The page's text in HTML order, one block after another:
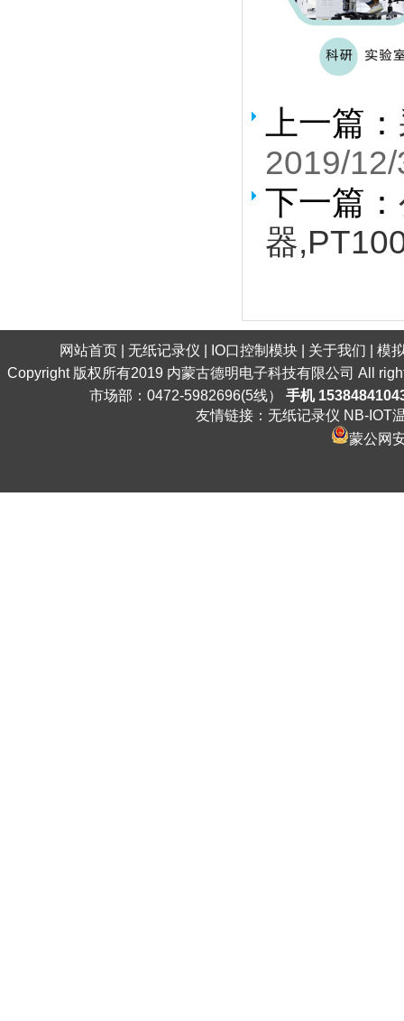
上一篇：
2019/
下一篇：
器
网站首页 无纸记录仪 IO口控制模块 关于我们
模
Copyright 版权所有2019 内蒙古德明电子科技有限公司 All
市场部：0472-5982696(5线） 手机
友情链接： 无纸记录仪 NB-IOT
蒙公网